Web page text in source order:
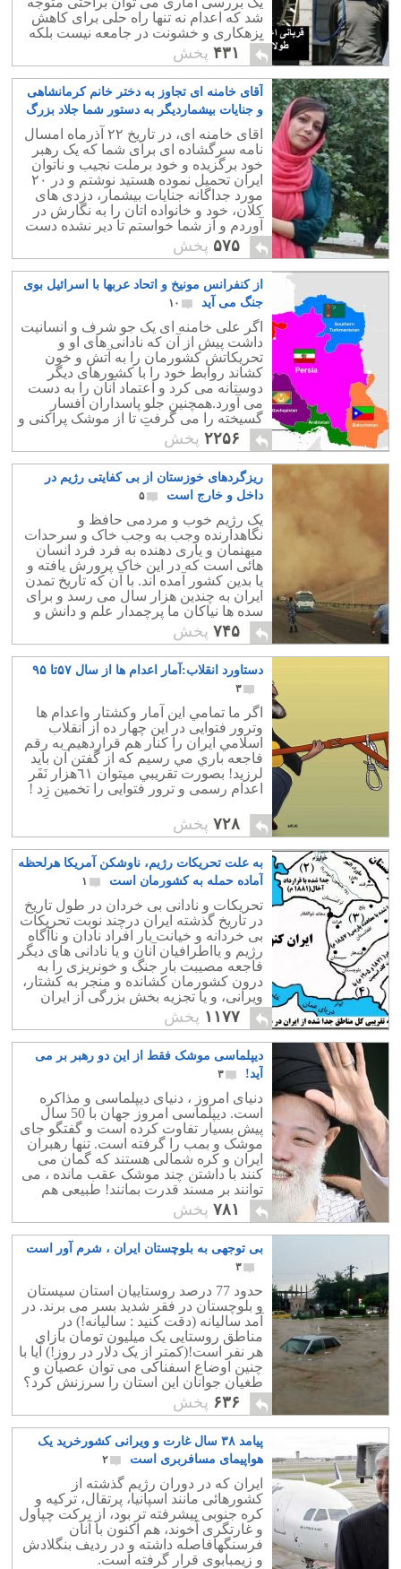
شد که اعدام نه تنها راه حلی برای کاهش
بزهکاری و خشونت در جامعه نیست بلکه
آسیبهای اجتماعی فراوانی برای خانواده ها
و بستگان افراد اعدامی با خود دارد.
کودکان یتیمی که با اعدام سرپرست خود
چه پدر و یا مادر مواجه می گردند در ایران
با بی توجهی و عدم سرپرستی مواجه می
شوند. اعدام یک فرد چه مجرم و چه بی
گناه نه تنها کمکی به سلامت روانی جامعه
ایران نکرده است ، بلکه باعث ادامه فقر و
تبعیض در خانواده این افراد شده است.
۴۳۱ پخش
آقای خامنه ای تجاوز به دختر خانم کرمانشاهی
و جنایات بیشماردیگر به دستور شما جلاد بزرگ
تاریخ است
اقای خامنه ای، در تاریخ ۲۲ آذرماه امسال
نامه سرگشاده ای برای شما که یک رهبر
خود برگزیده و خود برملت نجیب و ناتوان
ایران تحمیل نموده هستید نوشتم و در ۲۰
مورد جداگانه جنایات بیشمار، دزدی های
کلان، خود و خانواده اتان را به نگارش در
آوردم و از شما خواستم تا دیر نشده دست
از حرص و طمع بیشتر بر دارید
۵۷۵ پخش
از کنفرانس مونیخ و اتحاد عربها با اسرائیل بوی
جنگ می آید
۱۰
اگر علی خامنه ای یک جو شرف و انسانیت
داشت پیش از آن که نادانی های او و
تحریکاتش کشورمان را به آتش و خون
کشاند روابط خود را با کشورهای دیگر
دوستانه می کرد و اعتماد آنان را به دست
می آورد.همچنین جلو پاسداران افسار
گسیخته را می گرفت تا از موشک پراکنی و
تیراندازی به مواضع آمریکاخود داری کنند.
۲۲۵۶ پخش
ریزگردهای خوزستان از بی کفایتی رژیم در
داخل و خارج است
۵
یک رژیم خوب و مردمی حافظ و
نگاهدارنده وجب به وجب خاک و سرحدات
میهنمان و یاری دهنده به فرد فرد انسان
هائی است که در این خاک پرورش یافته و
یا بدین کشور آمده اند. با آن که تاریخ تمدن
ایران به چندین هزار سال می رسد و برای
سده ها نیاکان ما پرچمدار علم و دانش و
میهن پرستی بوده اند، شوربختانه امروز از
میان رفته است.
۷۴۵ پخش
دستاورد انقلاب:آمار اعدام ها از سال ۵٧تا ٩۵
۳
اگر ما تمامي اين آمار وكشتار واعدام ها
وترور فتوایی در اين چهار ده از انقلاب
اسلامي ايران را كنار هم قراردهيم به رقم
فاجعه باري مي رسيم كه از گفتن آن بايد
لرزيد! بصورت تقريبي ميتوان ٦١هزار نَفَر
اعدام رسمی و ترور فتوایی را تخمين زِد !
۷۲۸ پخش
به علت تحریکات رژیم، ناوشکن آمریکا هرلحظه
آماده حمله به کشورمان است
۱
تحریکات و نادانی بی خردان در طول تاریخ
در تاریخ گذشته ایران درچند نوبت تحریکات
بی خردانه و خیانت بار افراد نادان و ناآگاه
رژیم و یااطرافیان آنان و یا نادانی های دیگر
فاجعه مصیبت بار جنگ و خونریزی را به
درون کشورمان کشانده و منجر به کشتار،
ویرانی، و یا تجزیه بخش بزرگی از ایران
شده است:
۱۱۷۷ پخش
دیپلماسی موشک فقط از این دو رهبر بر می
آید!
۳
دنیای امروز ، دنیای دیپلماسی و مذاکره
است. دیپلماسی امروز جهان با 50 سال
پیش بسیار تفاوت کرده است و گفتگو جای
موشک و بمب را گرفته است. تنها رهبران
ایران و کره شمالی هستند که گمان می
کنند با داشتن چند موشک عقب مانده ، می
توانند بر مسند قدرت بمانند! طبیعی هم
هست که امریکا این حماقت دو کشور را
بی پاسخ نخواهد گذاشت!
۷۸۱ پخش
بی توجهی به بلوچستان ایران ، شرم آور است
۳
حدود 77 درصد روستاییان استان سیستان
و بلوچستان در فقر شدید بسر می برند. در
آمد سالیانه (دقت کنید : سالیانه!) در
مناطق روستایی یک میلیون تومان بازای
هر نفر است!(کمتر از یک دلار در روز!) آیا با
چنین اوضاع اسفناکی می توان عصیان و
طغیان جوانان این استان را سرزنش کرد؟
چه دستهای پشت پرده ای در کارند که این
همه ستم و تبعیض را به این استان و البته
بسیاری دیگر از استانهای مرزی ،ارمغان
داده اند؟ آیا جمهوری اسلامی آمده است تا
ایران را نابود و تجزیه کند؟
۶۳۶ پخش
پیامد ۳۸ سال غارت و ویرانی کشورخرید یک
هواپیمای مسافربری است
۲
ایران که در دوران رژیم گذشته از
کشورهائی مانند اسپانیا، پرتقال، ترکیه و
کره جنوبی پیشرفته تر بود، از برکت چپاول
و غارتگری آخوند، هم اکنون با آنان
فرسنگهافاصله داشته و در ردیف بنگلادش
و زیمبابوی قرار گرفته است.